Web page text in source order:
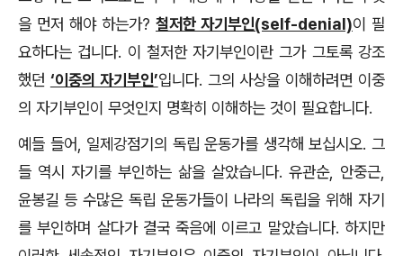
을 먼저 해야 하는가? 철저한 자기부인(self-denial)이 필
요하다는 겁니다. 이 철저한 자기부인이란 그가 그토록 강조
했던 ‘이중의 자기부인’입니다. 그의 사상을 이해하려면 이중
의 자기부인이 무엇인지 명확히 이해하는 것이 필요합니다.
예들 들어, 일제강점기의 독립 운동가를 생각해 보십시오. 그
들 역시 자기를 부인하는 삶을 살았습니다. 유관순, 안중근,
윤봉길 등 수많은 독립 운동가들이 나라의 독립을 위해 자기
를 부인하며 살다가 결국 죽음에 이르고 말았습니다. 하지만